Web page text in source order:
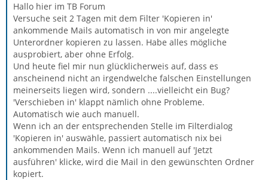
Hallo hier im TB Forum
Versuche seit 2 Tagen mit dem Filter 'Kopieren in'
ankommende Mails automatisch in von mir angelegte
Unterordner kopieren zu lassen. Habe alles mögliche
ausprobiert, aber ohne Erfolg.
Und heute fiel mir nun glücklicherweis auf, dass es
anscheinend nicht an irgendwelche falschen Einstellungen
meinerseits liegen wird, sondern ....vielleicht ein Bug?
'Verschieben in' klappt nämlich ohne Probleme.
Automatisch wie auch manuell.
Wenn ich an der entsprechenden Stelle im Filterdialog
'Kopieren in' auswähle, passiert automatisch nix bei
ankommenden Mails. Wenn ich manuell auf 'Jetzt
ausführen' klicke, wird die Mail in den gewünschten Ordner
kopiert.